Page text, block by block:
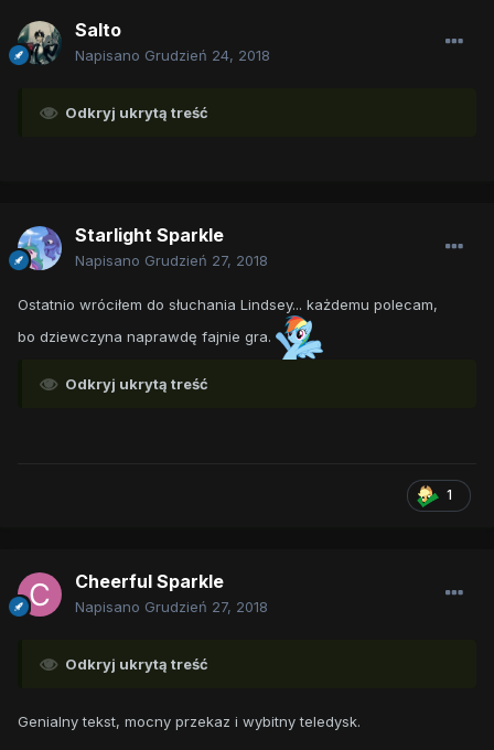
Salto
Napisano Grudzień 24, 2018
Odkryj ukrytą treść
Starlight Sparkle
Napisano Grudzień 27, 2018
Ostatnio wróciłem do słuchania Lindsey... każdemu polecam,
bo dziewczyna naprawdę fajnie gra.
Odkryj ukrytą treść
1
Cheerful Sparkle
Napisano Grudzień 27, 2018
Odkryj ukrytą treść
Genialny tekst, mocny przekaz i wybitny teledysk.